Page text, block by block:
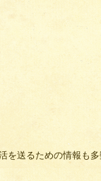
を送るための情報も